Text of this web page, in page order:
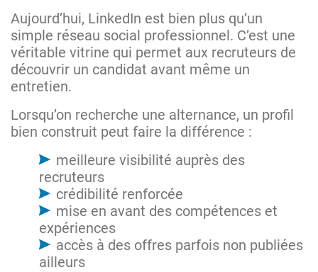
Aujourd’hui, LinkedIn est bien plus qu’un
simple réseau social professionnel. C’est une
véritable vitrine qui permet aux recruteurs de
découvrir un candidat avant même un
entretien.
Lorsqu’on recherche une alternance, un profil
bien construit peut faire la différence :
meilleure visibilité auprès des
recruteurs
crédibilité renforcée
mise en avant des compétences et
expériences
accès à des offres parfois non publiées
ailleurs